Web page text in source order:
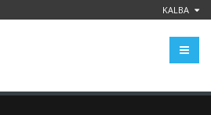
KALBA